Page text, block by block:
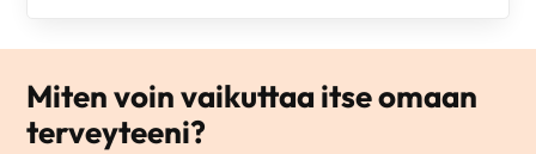
Miten voin vaikuttaa itse omaan
terveyteeni?